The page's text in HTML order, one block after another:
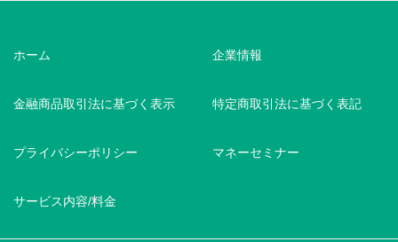
ホーム 企業情報
金融商品取引法に基づく表示 特定商取引法に基づく表記
プライバシーポリシー マネーセミナー
サービス内容/料金